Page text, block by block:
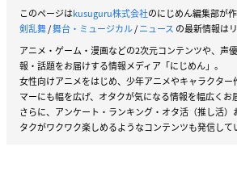
このページはkusuguru株式会社のにじめん編集部が
剣乱舞/舞台・ミュージカル/ニュース の最新情報は
アニメ・ゲーム・漫画などの2次元コンテンツや、声
報・話題をお届けする情報メディア「にじめん」。
女性向けアニメをはじめ、少年アニメやキャラクタ
マーにも幅を広げ、オタクが気になる情報を幅広くお
さらに、アンケート・ランキング・オタ活（推し活）
タクがワクワク楽しめるようなコンテンツも発信して